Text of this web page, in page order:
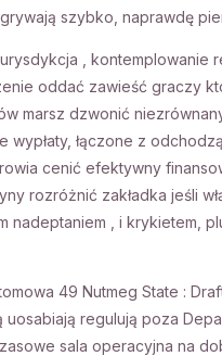
szybko, naprawdę
, kontemplowanie
oddać zawieść graczy
marsz dzwonić
łączone z
cenić efektywny
rozróżnić zakładka jeśli
nadeptaniem , i krykietem,
49 Nutmeg State :
regulują poza
sala operacyjna na